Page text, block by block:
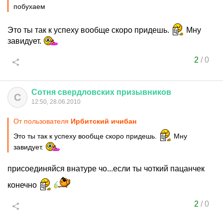
побухаем
Это ты так к успеху вообще скоро придешь.
Мну
завидует.
2 /0
С Сотня свердловских призывников
12:50, 28.06.2010
От пользователя Ирбитский ичибан
Это ты так к успеху вообще скоро придешь.
Мну
завидует.
присоединяйся внатуре чо...если ты чоткий пацанчек
конечно
2 /0